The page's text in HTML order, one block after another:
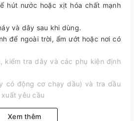
hút nước hoặc xịt hóa chất mạnh
và dây sau khi dùng.
để ngoài trời, ẩm ướt hoặc nơi có
kiểm tra dây và các phụ kiện định
có động cơ chạy dầu) và tra dầu
yêu cầu
Xem thêm